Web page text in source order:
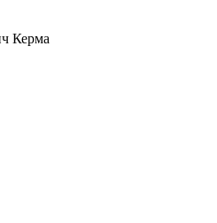
Керма